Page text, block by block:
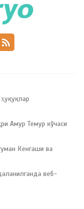
Амур Темур кўчаси
Кенгаши ва
веб-